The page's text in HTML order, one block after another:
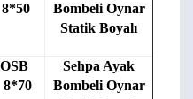
Bombeli Oynar
Statik Boyalı
Sehpa Ayak
Bombeli Oynar